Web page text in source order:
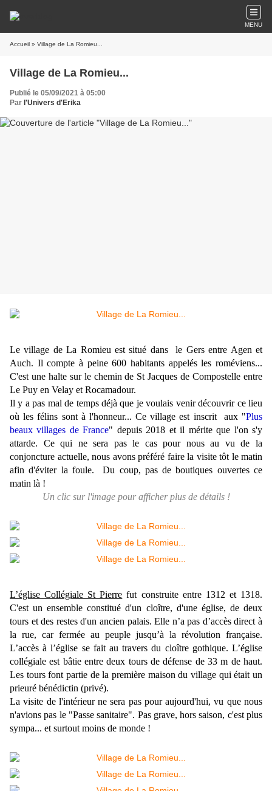
MENU
Accueil » Village de La Romieu...
Village de La Romieu...
Publié le 05/09/2021 à 05:00
Par l'Univers d'Erika
Le village de La Romieu est situé dans le Gers entre Agen et
Auch. Il compte à peine 600 habitants appelés les roméviens...
C'est une halte sur le chemin de St Jacques de Compostelle entre
Le Puy en Velay et Rocamadour.
Il y a pas mal de temps déjà que je voulais venir découvrir ce lieu
où les félins sont à l'honneur... Ce village est inscrit aux "Plus
beaux villages de France" depuis 2018 et il mérite que l'on s'y
attarde. Ce qui ne sera pas le cas pour nous au vu de la
conjoncture actuelle, nous avons préféré faire la visite tôt le matin
afin d'éviter la foule. Du coup, pas de boutiques ouvertes ce
matin là !
Un clic sur l'image pour afficher plus de détails !
L’église Collégiale St Pierre fut construite entre 1312 et 1318.
C'est un ensemble constitué d'un cloître, d'une église, de deux
tours et des restes d'un ancien palais. Elle n’a pas d’accès direct à
la rue, car fermée au peuple jusqu’à la révolution française.
L’accès à l’église se fait au travers du cloître gothique. L’église
collégiale est bâtie entre deux tours de défense de 33 m de haut.
Les tours font partie de la première maison du village qui était un
prieuré bénédictin (privé).
La visite de l'intérieur ne sera pas pour aujourd'hui, vu que nous
n'avions pas le "Passe sanitaire". Pas grave, hors saison, c'est plus
sympa... et surtout moins de monde !